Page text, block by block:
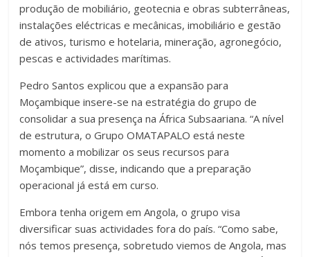
produção de mobiliário, geotecnia e obras subterrâneas,
instalações eléctricas e mecânicas, imobiliário e gestão
de ativos, turismo e hotelaria, mineração, agronegócio,
pescas e actividades marítimas.
Pedro Santos explicou que a expansão para
Moçambique insere-se na estratégia do grupo de
consolidar a sua presença na África Subsaariana. “A nível
de estrutura, o Grupo OMATAPALO está neste
momento a mobilizar os seus recursos para
Moçambique”, disse, indicando que a preparação
operacional já está em curso.
Embora tenha origem em Angola, o grupo visa
diversificar suas actividades fora do país. “Como sabe,
nós temos presença, sobretudo viemos de Angola, mas